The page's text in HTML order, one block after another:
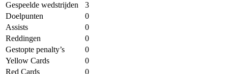
Gespeelde wedstrijden
3
Doelpunten
0
Assists
0
Reddingen
0
Gestopte penalty’s
0
Yellow Cards
0
Red Cards
0